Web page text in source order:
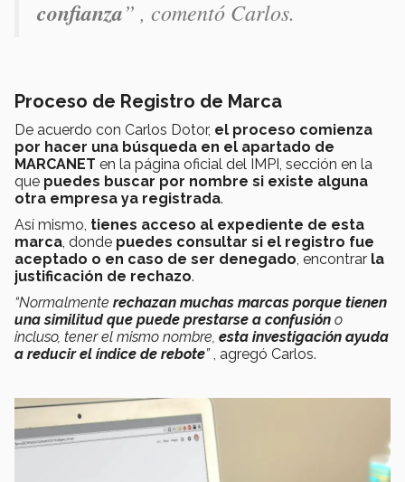
confianza” , comentó Carlos.
Proceso de Registro de Marca
De acuerdo con Carlos Dotor, el proceso comienza
por hacer una búsqueda en el apartado de
MARCANET en la página oficial del IMPI, sección en la
que puedes buscar por nombre si existe alguna
otra empresa ya registrada.
Así mismo, tienes acceso al expediente de esta
marca , donde puedes consultar si el registro fue
aceptado o en caso de ser denegado , encontrar la
justificación de rechazo.
“Normalmente rechazan muchas marcas porque tienen
una similitud que puede prestarse a confusión o
incluso, tener el mismo nombre, esta investigación ayuda
a reducir el índice de rebote”, agregó Carlos.